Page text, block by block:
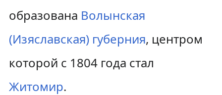
образована Волынская
(Изяславская) губерния, центром
которой с 1804 года стал
Житомир.